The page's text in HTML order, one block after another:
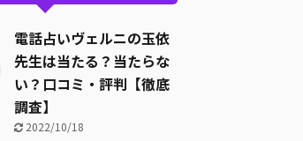
電話占いヴェルニの玉依
先生は当たる？当たらな
い？口コミ・評判【徹底
調査】
2022/10/18